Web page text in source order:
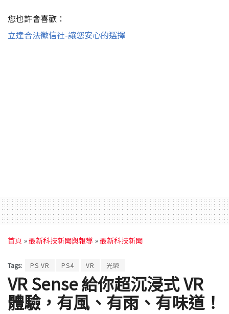
您也許會喜歡：
立達合法徵信社-讓您安心的選擇
首頁 »最新科技新聞與報導 »最新科技新聞
Tags: PS VR PS4 VR 光榮
VR Sense 給你超沉浸式 VR
體驗，有風、有雨、有味道！